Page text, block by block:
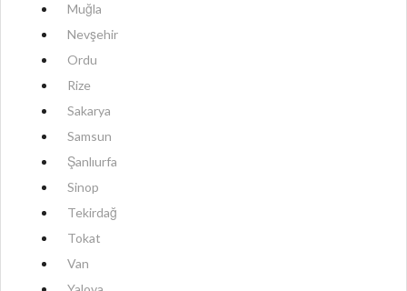
Muğla
Nevşehir
Ordu
Rize
Sakarya
Samsun
Şanlıurfa
Sinop
Tekirdağ
Tokat
Van